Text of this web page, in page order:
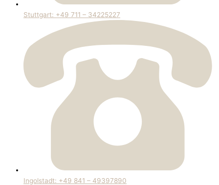
Stuttgart: +49 711 – 34225227
Ingolstadt: +49 841 – 49397890